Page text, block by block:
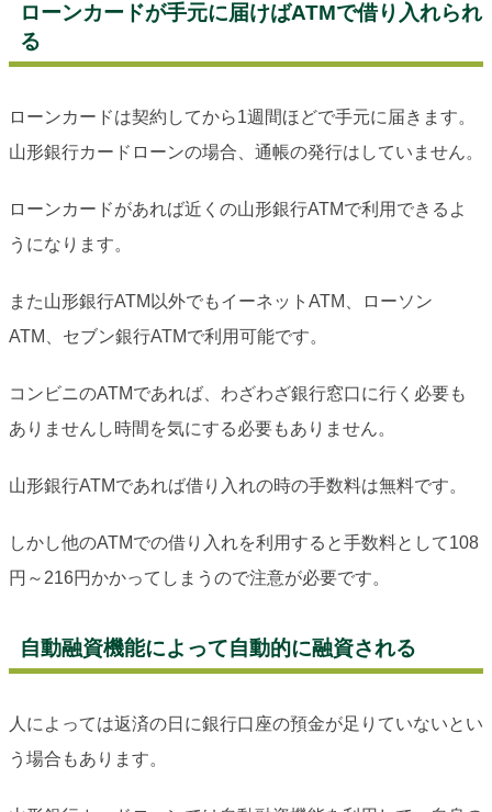
ローンカードが手元に届けばATMで借り入れられ
る
ローンカードは契約してから1週間ほどで手元に届きます。
山形銀行カードローンの場合、通帳の発行はしていません。
ローンカードがあれば近くの山形銀行ATMで利用できるよ
うになります。
また山形銀行ATM以外でもイーネットATM、ローソン
ATM、セブン銀行ATMで利用可能です。
コンビニのATMであれば、わざわざ銀行窓口に行く必要も
ありませんし時間を気にする必要もありません。
山形銀行ATMであれば借り入れの時の手数料は無料です。
しかし他のATMでの借り入れを利用すると手数料として108
円～216円かかってしまうので注意が必要です。
自動融資機能によって自動的に融資される
人によっては返済の日に銀行口座の預金が足りていないとい
う場合もあります。